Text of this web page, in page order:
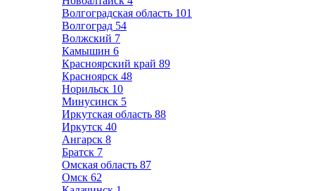
Волгоградская область 101
Волгоград 54
Волжский 7
Камышин 6
Красноярский край 89
Красноярск 48
Норильск 10
Минусинск 5
Иркутская область 88
Иркутск 40
Ангарск 8
Братск 7
Омская область 87
Омск 62